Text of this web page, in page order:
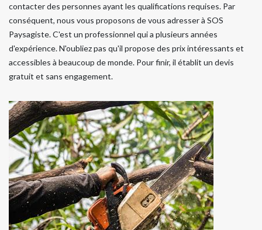
contacter des personnes ayant les qualifications requises. Par
conséquent, nous vous proposons de vous adresser à SOS
Paysagiste. C'est un professionnel qui a plusieurs années
d'expérience. N'oubliez pas qu'il propose des prix intéressants et
accessibles à beaucoup de monde. Pour finir, il établit un devis
gratuit et sans engagement.